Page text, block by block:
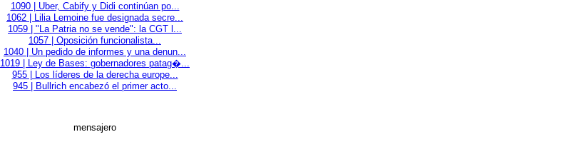
1090 | Uber, Cabify y Didi continúan po...
1062 | Lilia Lemoine fue designada secre...
1059 | "La Patria no se vende": la CGT l...
1057 | Oposición funcionalista...
1040 | Un pedido de informes y una denun...
1019 | Ley de Bases: gobernadores patag�...
955 | Los líderes de la derecha europe...
945 | Bullrich encabezó el primer acto...
mensajero